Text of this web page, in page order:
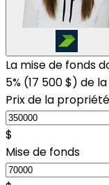
La mise de fonds
5% (17 500 $) de
Prix de la propriété
$
Mise de fonds